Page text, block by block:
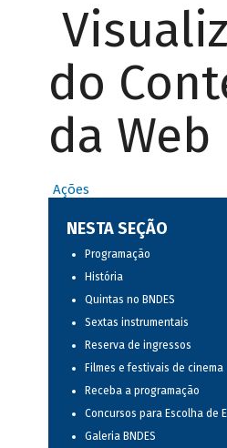
do
da Web
Ações
NESTA SEÇÃO
Programação
História
Quintas no BNDES
Sextas instrumentais
Reserva de ingressos
Filmes e festivais de cinema
Receba a programação
Concursos para Escolha de
Galeria BNDES